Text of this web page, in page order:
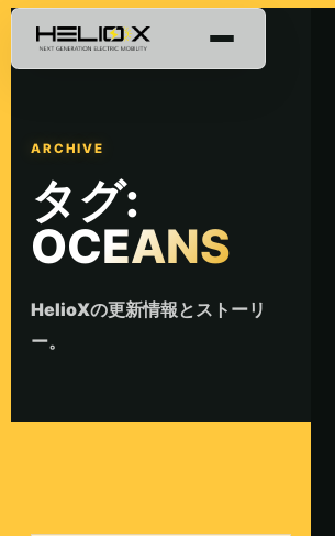
ARCHIVE
タグ:
OCEANS
HelioXの更新情報とストーリ
ー。